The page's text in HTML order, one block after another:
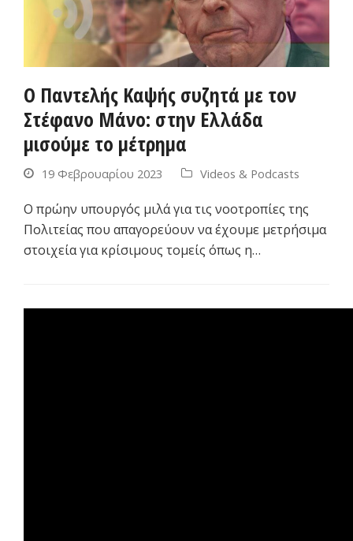
Ο Παντελής Καψής συζητά με τον
Στέφανο Μάνο: στην Ελλάδα
μισούμε το μέτρημα
19 Φεβρουαρίου 2023 Videos & Podcasts
Ο πρώην υπουργός μιλά για τις νοοτροπίες της
Πολιτείας που απαγορεύουν να έχουμε μετρήσιμα
στοιχεία για κρίσιμους τομείς όπως η…